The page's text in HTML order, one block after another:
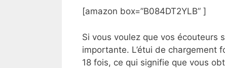
[amazon box=”B084DT2YLB” ]
Si vous voulez que vos écouteurs
importante. L’étui de chargement
18 fois, ce qui signifie que vous